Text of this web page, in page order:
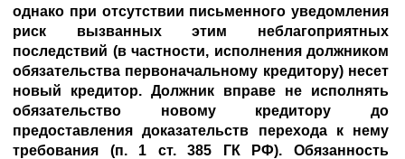
однако при отсутствии письменного уведомления
риск вызванных этим неблагоприятных
последствий (в частности, исполнения должником
обязательства первоначальному кредитору) несет
новый кредитор. Должник вправе не исполнять
обязательство новому кредитору до
предоставления доказательств перехода к нему
требования (п. 1 ст. 385 ГК РФ). Обязанность